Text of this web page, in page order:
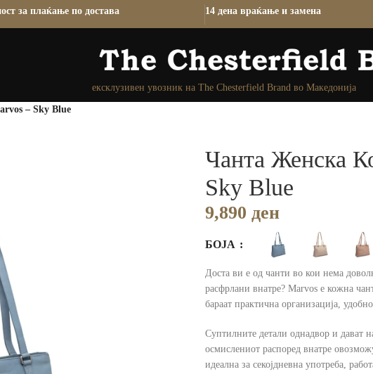
ексклузивен увозник на The Chesterfield Brand во Македонија
– Sky Blue
Чанта Женска
Sky Blue
9,890 ден
БОЈА
Доста ви е од чанти во кои нема
расфрлани внатре? Marvos е кожна
бараат практична организација,
Суптилните детали однадвор и дават
осмислениот распоред внатре
идеална за секојдневна употреба,
за плаќање по достава 14 дена враќање и замена